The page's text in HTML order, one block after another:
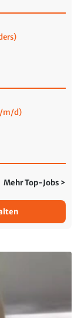
m/d)
Mehr Top-Jobs >